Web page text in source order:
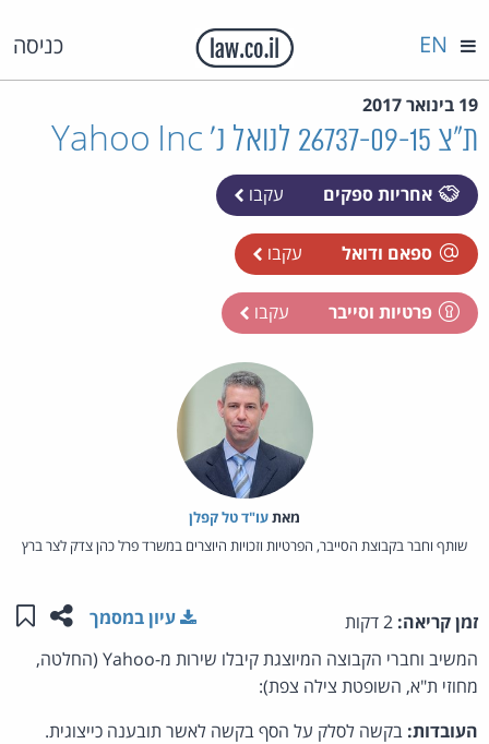
כניסה EN
19 בינואר 2017
ת"צ 26737-09-15 לנואל נ' Yahoo Inc
אחריות ספקים עקבו
ספאם ודואל עקבו
פרטיות וסייבר עקבו
מאת‏עו"ד טל קפלן
שותף וחבר בקבוצת הסייבר, הפרטיות וזכויות היוצרים במשרד פרל כהן צדק לצר ברץ
זמן קריאה: שתפו
עיון במסמך
המשיב וחברי הקבוצה המיוצגת קיבלו שירות מ-Yahoo (החלטה,
מחוזי ת"א, השופטת צילה צפת):
העובדות: בקשה לסלק על הסף בקשה לאשר תובענה כייצוגית.